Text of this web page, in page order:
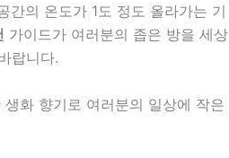
간의 온도가 1도 정도 올라가는 기
가이드가 여러분의 좁은 방을 세상
랍니다.
화 향기로 여러분의 일상에 작은